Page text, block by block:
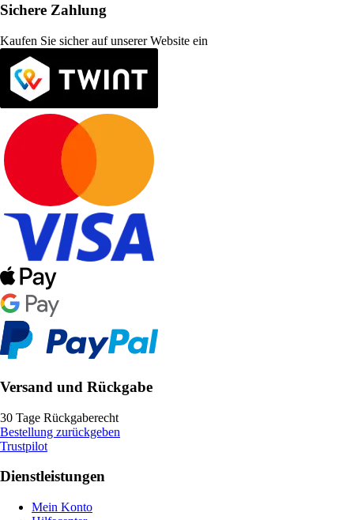
Sichere Zahlung
Kaufen Sie sicher auf unserer Website ein
Versand und Rückgabe
30 Tage Rückgaberecht
Bestellung zurückgeben
Trustpilot
Dienstleistungen
Mein Konto